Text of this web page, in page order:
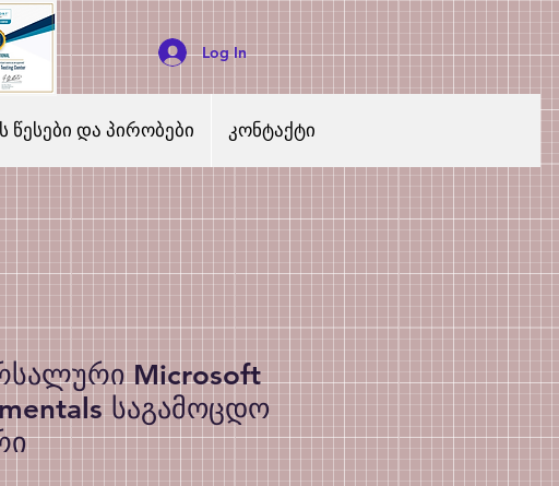
Log In
წესები და პირობები კონტაქტი
Microsoft
საგამოცდო